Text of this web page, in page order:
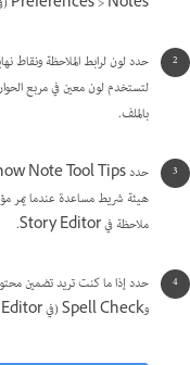
بالملف.
ملاحظة في Story Editor.
وSpell Check (في Story Editor فقط).